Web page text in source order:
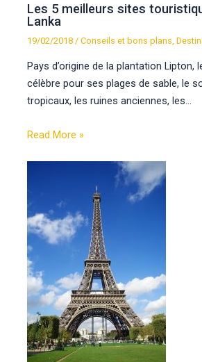
Les 5 meilleurs sites
Lanka
19/02/2018 /Conseils et bons plans ,
Pays d’origine de la plantation Lipton,
célèbre pour ses plages de sable, le
tropicaux, les ruines anciennes, les…
Read More »